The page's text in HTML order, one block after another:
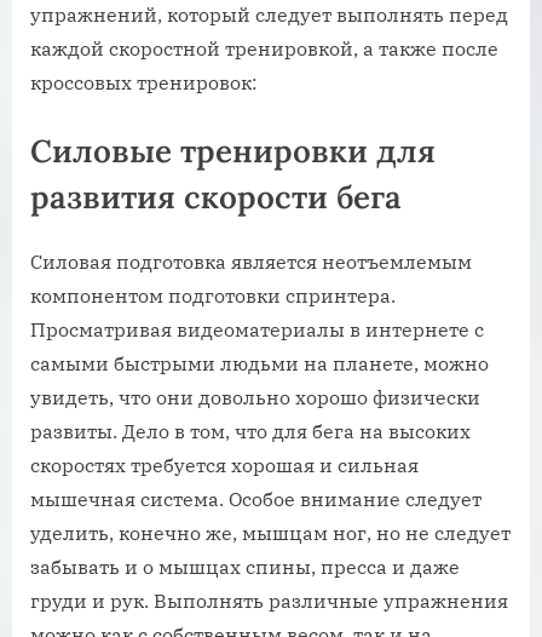
упражнений, который следует выполнять перед
каждой скоростной тренировкой, а также после
кроссовых тренировок:
Силовые тренировки для
развития скорости бега
Силовая подготовка является неотъемлемым
компонентом подготовки спринтера.
Просматривая видеоматериалы в интернете с
самыми быстрыми людьми на планете, можно
увидеть, что они довольно хорошо физически
развиты. Дело в том, что для бега на высоких
скоростях требуется хорошая и сильная
мышечная система. Особое внимание следует
уделить, конечно же, мышцам ног, но не следует
забывать и о мышцах спины, пресса и даже
груди и рук. Выполнять различные упражнения